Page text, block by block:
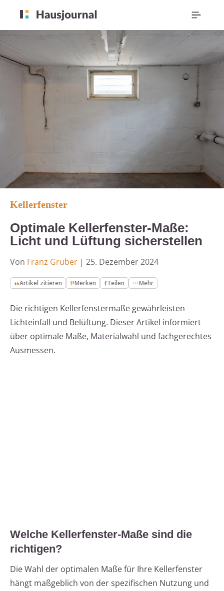
Kellerfenster
Optimale Kellerfenster-Maße:
Licht und Lüftung sicherstellen
Von Franz Gruber | 25. Dezember 2024
Artikel zitieren Merken Teilen Mehr
Die richtigen Kellerfenstermaße gewährleisten
Lichteinfall und Belüftung. Dieser Artikel informiert
über optimale Maße, Materialwahl und fachgerechtes
Ausmessen.
Welche Kellerfenster-Maße sind die
richtigen?
Die Wahl der optimalen Maße für Ihre Kellerfenster
hängt maßgeblich von der spezifischen Nutzung und